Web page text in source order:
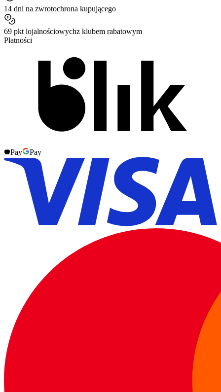
14 dni na zwrotochrona kupującego
69 pkt lojalnościowychz klubem rabatowym
Płatności
Pay Pay